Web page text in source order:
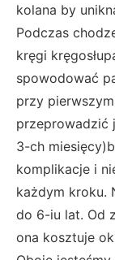
kolana by
Podczas
kręgi
spowodować
przy
przeprowadzić
3-ch
komplikacje i
każdym kroku.
do 6-iu lat. Od
ona kosztuje